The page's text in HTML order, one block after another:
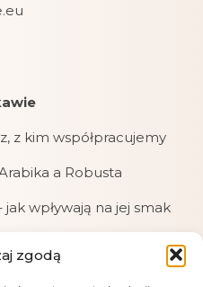
zgodą
z kim współpracujemy
a Robusta
wpływają na jej smak